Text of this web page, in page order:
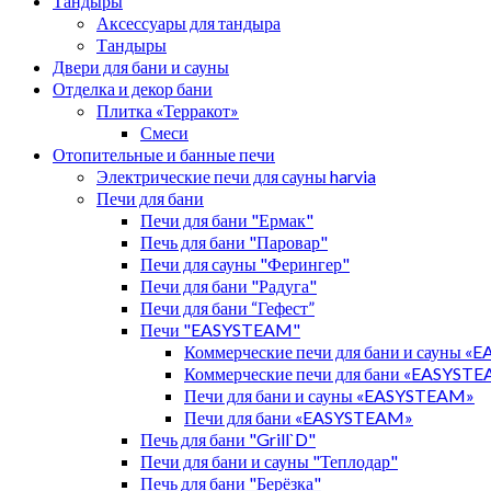
Аксессуары для тандыра
Тандыры
Двери для бани и сауны
Отделка и декор бани
Плитка «Терракот»
Смеси
Отопительные и банные печи
Электрические печи для сауны harvia
Печи для бани
Печи для бани "Ермак"
Печь для бани "Паровар"
Печи для сауны "Ферингер"
Печи для бани "Радуга"
Печи для бани “Гефест”
Печи "EASYSTEAM"
Коммерческие печи для бани и сауны
Коммерческие печи для бани
Печи для бани и сауны «EASYSTEAM»
Печи для бани «EASYSTEAM»
Печь для бани "Grill`D"
Печи для бани и сауны "Теплодар"
Печь для бани "Берёзка"